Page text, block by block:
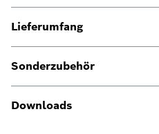
Lieferumfang
Sonderzubehör
Downloads